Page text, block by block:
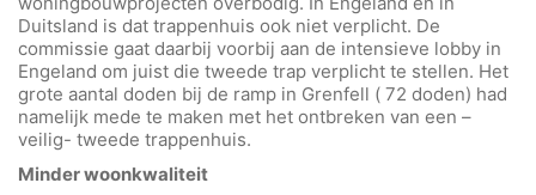
Duitsland is dat trappenhuis ook niet verplicht. De
commissie gaat daarbij voorbij aan de intensieve lobby in
Engeland om juist die tweede trap verplicht te stellen. Het
grote aantal doden bij de ramp in Grenfell ( 72 doden) had
namelijk mede te maken met het ontbreken van een –
veilig- tweede trappenhuis.
Minder woonkwaliteit